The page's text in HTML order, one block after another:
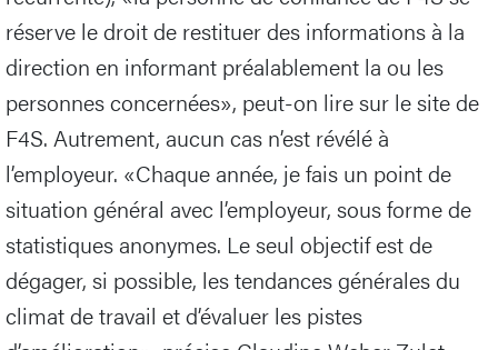
réserve le droit de restituer des informations à la
direction en informant préalablement la ou les
personnes concernées», peut-on lire sur le site de
F4S. Autrement, aucun cas n’est révélé à
l’employeur. «Chaque année, je fais un point de
situation général avec l’employeur, sous forme de
statistiques anonymes. Le seul objectif est de
dégager, si possible, les tendances générales du
climat de travail et d’évaluer les pistes